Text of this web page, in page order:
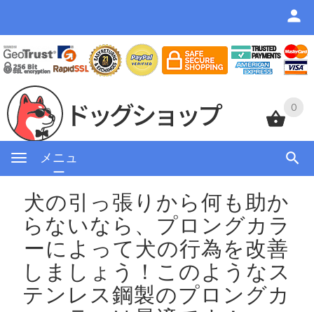
0
メニュ
ー
0
犬の引っ張りから何も助か
らないなら、プロングカラ
ーによって犬の行為を改善
しましょう！ このようなス
テンレス鋼製のプロングカ